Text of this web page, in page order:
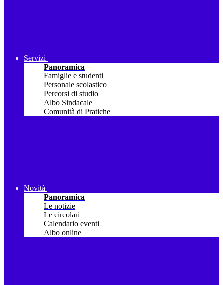
Servizi
Panoramica
Famiglie e studenti
Personale scolastico
Percorsi di studio
Albo Sindacale
Comunità di Pratiche
Novità
Panoramica
Le notizie
Le circolari
Calendario eventi
Albo online